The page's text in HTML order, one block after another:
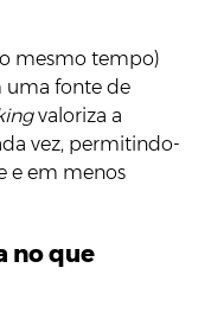
mesmo tempo)
uma fonte de
valoriza a
vez, permitindo-
e em menos
no que